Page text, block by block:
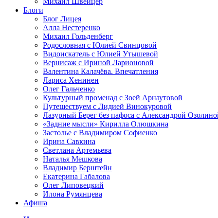
Блоги
Блог Лицея
Алла Нестеренко
Михаил Гольденберг
Родословная с Юлией Свинцовой
Видоискатель с Юлией Утышевой
Вернисаж с Ириной Ларионовой
Валентина Калачёва. Впечатления
Лариса Хенинен
Олег Гальченко
Культурный променад с Зоей Арнаутовой
Путешествуем с Лидией Винокуровой
Лазурный Берег без пафоса с Александрой
«Задние мысли» Кирилла Олюшкина
Застолье с Владимиром Софиенко
Ирина Савкина
Светлана Артемьева
Наталья Мешкова
Владимир Берштейн
Екатерина Габалова
Олег Липовецкий
Илона Румянцева
Афиша